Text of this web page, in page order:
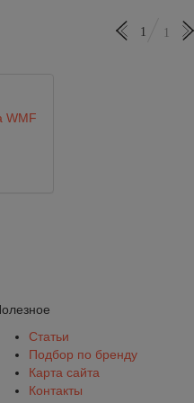
1 1
WMF
Статьи
Подбор по бренду
Карта сайта
Контакты